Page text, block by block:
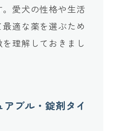
愛犬の性格や生活
適な薬を選ぶため
理解しておきまし
ブル・錠剤タイ